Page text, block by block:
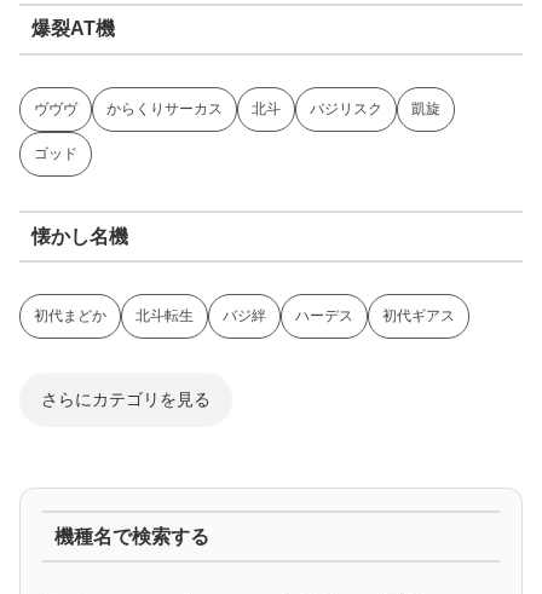
爆裂AT機
ヴヴヴ からくりサーカス 北斗 バジリスク 凱旋
ゴッド
懐かし名機
初代まどか 北斗転生 バジ絆 ハーデス 初代ギアス
さらにカテゴリを見る
マイジャグ ファンキー アイム ゴージャグ ハッピー
機種名で検索する